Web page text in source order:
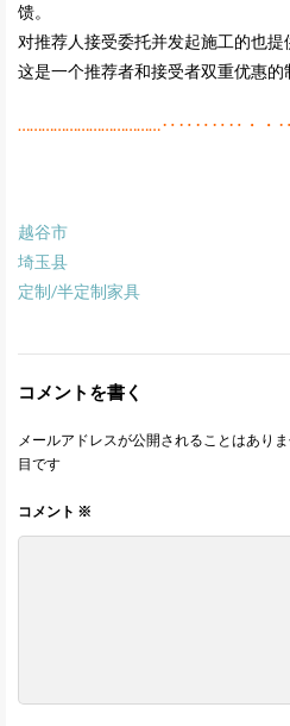
馈。
对推荐人接受委托并发起施工的也提
这是一个推荐者和接受者双重优惠
………………………………‥‥‥‥‥・
越谷市
埼玉县
定制/半定制家具
コメントを書く
メールアドレスが公開されることはありま
目です
コメント ※